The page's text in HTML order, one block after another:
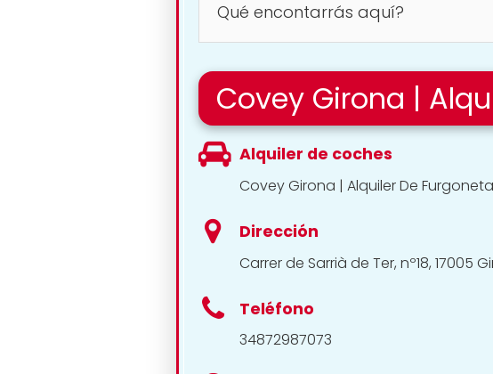
Qué encontarrás aquí?
Covey Girona |
Alquiler de coches
Covey Girona | Alquiler De
Dirección
Carrer de Sarrià de Ter, nº18, 17005
Teléfono
34872987073